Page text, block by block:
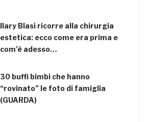
Ilary Blasi ricorre alla chirurgia
estetica: ecco come era prima e
com’è adesso…
30 buffi bimbi che hanno
“rovinato” le foto di famiglia
(GUARDA)